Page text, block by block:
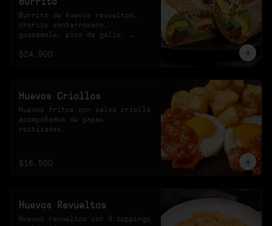
Burrito de huevos revueltos,
chorizo santarrosano,
guacamole, pico de gallo,
achiotado, lechuga, queso y
$24.900
Huevos Criollos
Huevos fritos con salsa criolla
acompañados de papas
rostizadas.
$16.500
Huevos Revueltos
Huevos revueltos con 3 toppings